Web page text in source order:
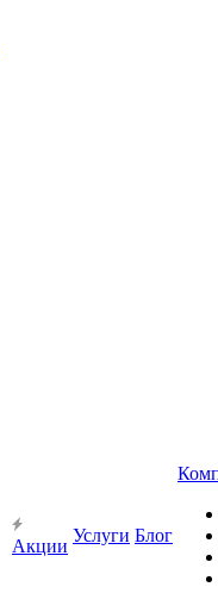
Акции
Услуги Блог